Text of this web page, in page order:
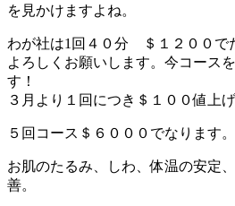
を見かけますよね。
わが社は1回４０分 ＄１２００で
よろしくお願いします。今コース
す！
３月より１回につき＄１００値上げ
５回コース＄６０００でなります
お肌のたるみ、しわ、体温の安定
善。